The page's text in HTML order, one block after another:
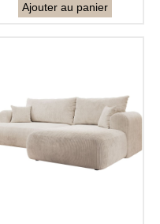
Ajouter au panier